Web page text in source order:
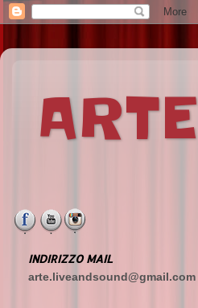
INDIRIZZO MAIL
arte.liveandsound@gmail.com